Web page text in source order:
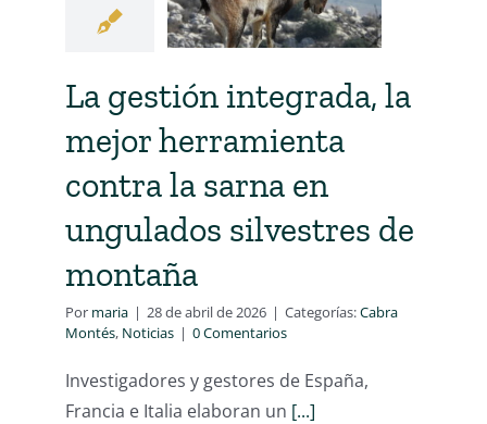
La gestión integrada, la
mejor herramienta
contra la sarna en
ungulados silvestres de
montaña
Por maria | 28 de abril de 2026 | Categorías:Cabra
Montés, Noticias | 0 Comentarios
Investigadores y gestores de España,
Francia e Italia elaboran un [...]